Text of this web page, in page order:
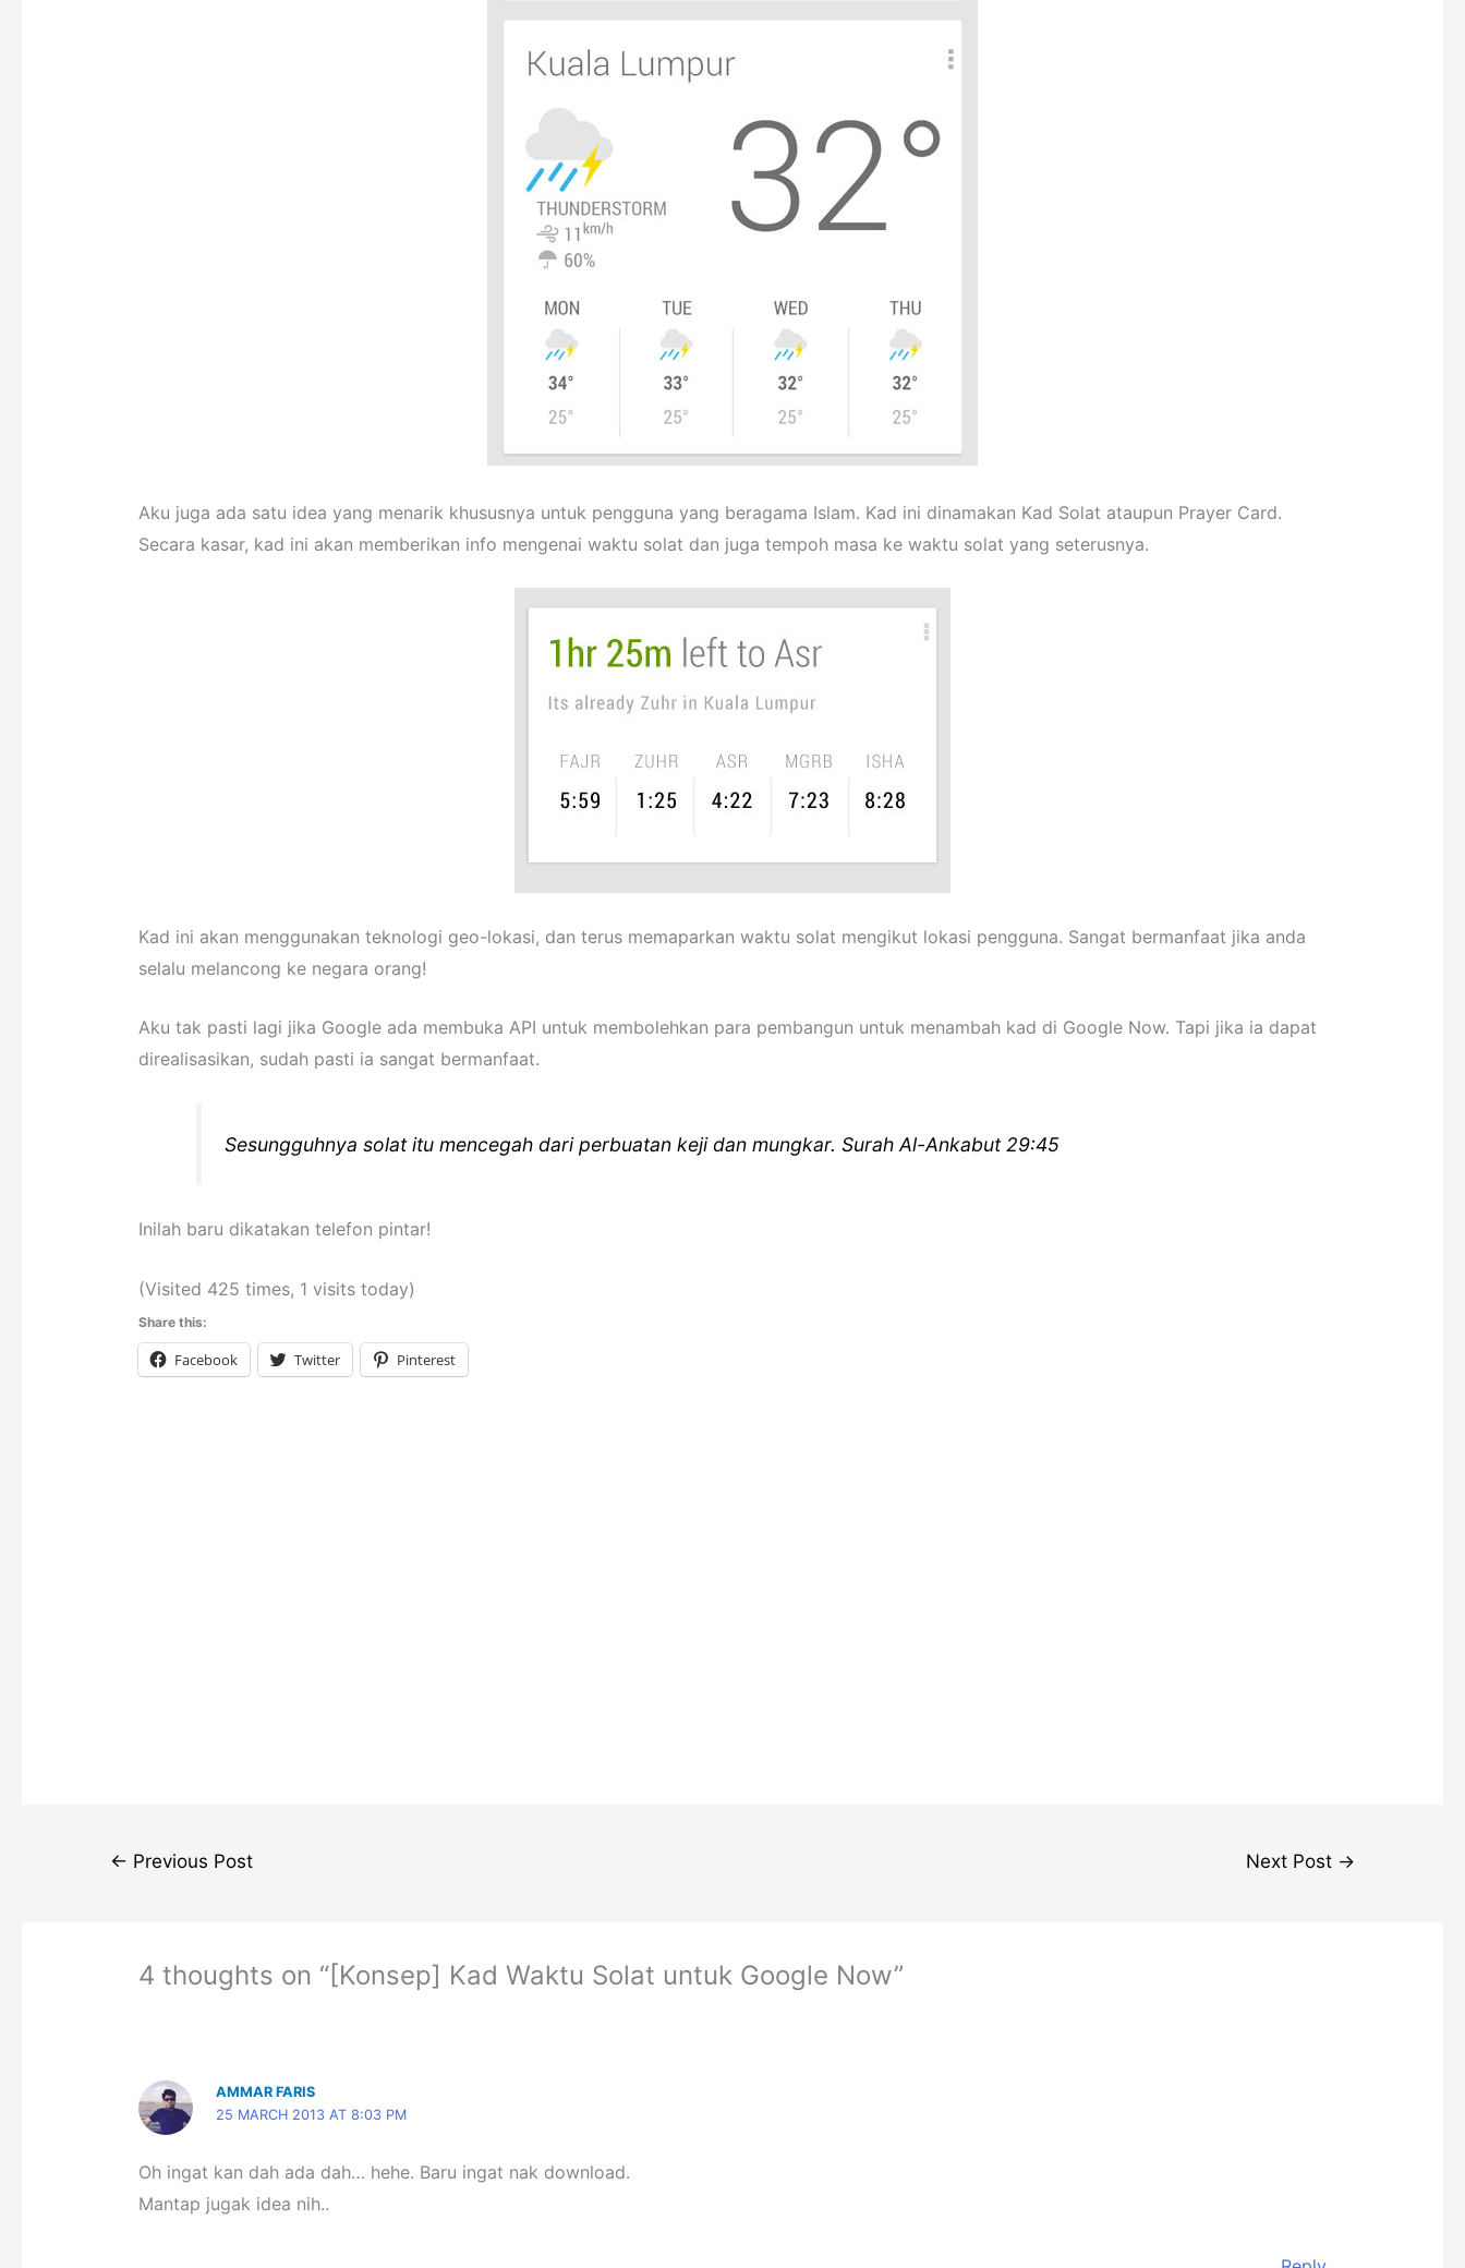
Aku juga ada satu idea yang menarik khususnya untuk pengguna yang beragama Islam. Kad ini dinamakan Kad Solat ataupun Prayer Card.
Secara kasar, kad ini akan memberikan info mengenai waktu solat dan juga tempoh masa ke waktu solat yang seterusnya.
Kad ini akan menggunakan teknologi geo-lokasi, dan terus memaparkan waktu solat mengikut lokasi pengguna. Sangat bermanfaat jika anda
selalu melancong ke negara orang!
Aku tak pasti lagi jika Google ada membuka API untuk membolehkan para pembangun untuk menambah kad di Google Now. Tapi jika ia dapat
direalisasikan, sudah pasti ia sangat bermanfaat.
Sesungguhnya solat itu mencegah dari perbuatan keji dan mungkar. Surah Al-Ankabut 29:45
Inilah baru dikatakan telefon pintar!
(Visited 425 times, 1 visits today)
Share this:
Facebook Twitter Pinterest
Post
← Previous Post Next Post →
4 thoughts on “[Konsep] Kad Waktu Solat untuk Google Now”
AMMAR FARIS
25 MARCH 2013 AT 8:03 PM
Oh ingat kan dah ada dah… hehe. Baru ingat nak download.
Mantap jugak idea nih..